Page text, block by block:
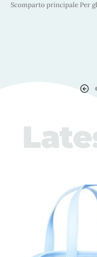
Scomparto principale Per